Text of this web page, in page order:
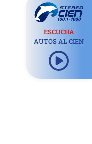
ESCUCHA
AUTOS AL CIEN